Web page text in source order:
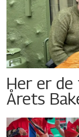
Her er
Årets